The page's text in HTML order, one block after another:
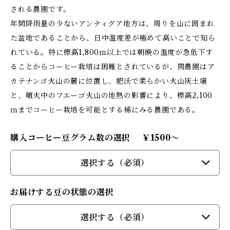
される農園です。
年間降雨量の少ないアンティグア地方は、周りを山に囲まれ
た盆地であることから、日中温度差が極めて高いことで知ら
れている。特に標高1,800ｍ以上では朝晩の温度が急低下す
ることからコーヒー栽培は困難とされているが、同農園はア
カテナンゴ火山の麓に位置し、肥沃で柔らかい火山灰土壌
と、噴火中のフエーゴ火山の地熱の影響により、標高2,100
ｍまでコーヒー栽培を可能とする稀にみる農園である。
購入コーヒー豆グラム数の選択 ￥1500～
選択する（必須）
お届けする豆の状態の選択
選択する（必須）